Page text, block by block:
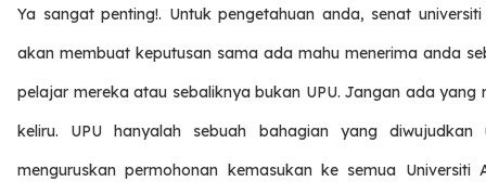
Ya sangat penting!. Untuk pengetahuan anda, senat
akan membuat keputusan sama ada mahu menerima anda
pelajar mereka atau sebaliknya bukan UPU. Jangan ada yang
keliru. UPU hanyalah sebuah bahagian yang diwujudkan
menguruskan permohonan kemasukan ke semua Universiti